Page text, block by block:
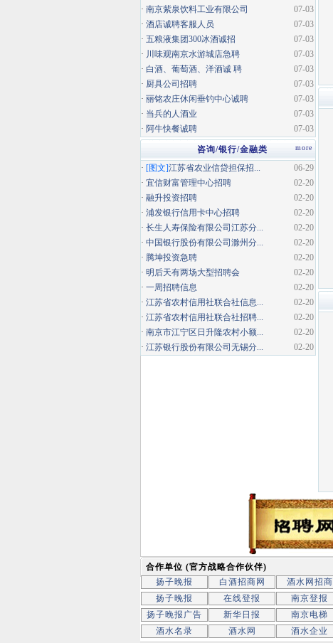
07-03
· 南京紫泉饮料工业有限公司
07-03
· 酒店诚聘客服人员
07-03
· 五粮液集团300冰酒诚招
07-03
· 川味观南京水游城店急聘
07-03
· 白酒、葡萄酒、洋酒诚 聘
07-03
· 厨具公司招聘
07-03
· 丽铭农庄休闲垂钓中心诚聘
07-03
· 当兵的人酒业
07-03
· 阿牛快餐诚聘
more
咨询/银行/金融类
06-29
· [图文]江苏省农业信贷担保招...
02-20
· 宜信财富管理中心招聘
02-20
· 融升投资招聘
02-20
· 浦发银行信用卡中心招聘
02-20
· 长生人寿保险有限公司江苏分...
02-20
· 中国银行股份有限公司滁州分...
02-20
· 腾坤投资急聘
02-20
· 明后天有两场大型招聘会
02-20
· 一周招聘信息
02-20
· 江苏省农村信用社联合社信息...
02-20
· 江苏省农村信用社联合社招聘...
02-20
· 南京市江宁区日升隆农村小额...
02-20
· 江苏银行股份有限公司无锡分...
合作单位 (官方战略合作伙伴)
扬子晚报
白酒招商网 酒水网招商
扬子晚报
在线登报 南京登报
扬子晚报广告
新华日报 南京电梯
酒水名录
酒水网 酒水企业